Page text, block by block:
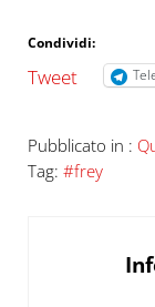
Condividi:
Tweet
Pubblicato in :
Tag: #frey